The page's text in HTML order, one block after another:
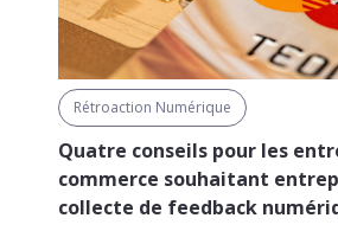
Rétroaction Numérique
Quatre conseils pour les
commerce souhaitant
collecte de feedback